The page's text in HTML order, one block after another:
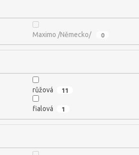
Maximo /Německo/ 0
růžová 11
fialová 1